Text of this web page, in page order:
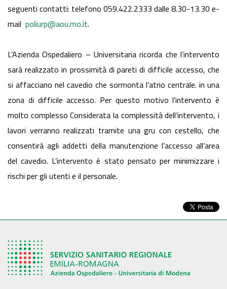
seguenti contatti: telefono 059.422.2333 dalle 8.30-13.30 e-
mail poliurp@aou.mo.it.
L’Azienda Ospedaliero – Universitaria ricorda che l’intervento
sarà realizzato in prossimità di pareti di difficile accesso, che
si affacciano nel cavedio che sormonta l’atrio centrale. in una
zona di difficile accesso. Per questo motivo l’intervento è
molto complesso Considerata la complessità dell’intervento, i
lavori verranno realizzati tramite una gru con cestello, che
consentirà agli addetti della manutenzione l’accesso all’area
del cavedio. L’intervento è stato pensato per minimizzare i
rischi per gli utenti e il personale.